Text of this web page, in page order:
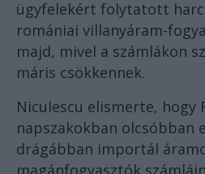
ügyfelekért folytatott
romániai villanyáram-
majd, mivel a számlákon
máris csökkennek.
Niculescu elismerte, hogy
napszakokban olcsóbban
drágábban importál
magánfogyasztók